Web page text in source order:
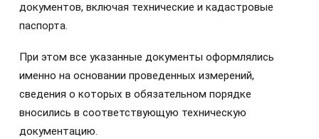
документов, включая технические и кадастровые
паспорта.
При этом все указанные документы оформлялись
именно на основании проведенных измерений,
сведения о которых в обязательном порядке
вносились в соответствующую техническую
документацию.